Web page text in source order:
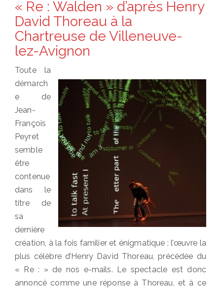
« Re : Walden » d’après Henry
David Thoreau à la
Chartreuse de Villeneuve-
lez-Avignon
Toute la
démarch
e de
Jean-
François
Peyret
semble
être
contenue
dans le
titre de
sa
dernière
création, à la fois familier et énigmatique : l’œuvre la
plus célèbre d’Henry David Thoreau, précédée du
« Re : » de nos e-mails. Le spectacle est donc
annoncé comme une réponse à Thoreau, et à ce